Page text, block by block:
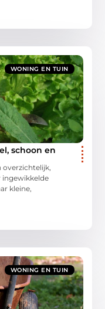
WONING EN TUIN
schoon en
overzichtelijk,
ingewikkelde
kleine,
WONING EN TUIN